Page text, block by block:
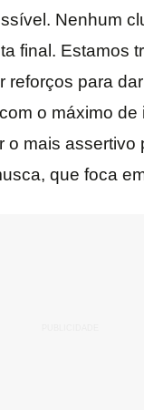
Nenhum
final. Estamos
reforços para
o máximo de
o mais assertivo
que foca